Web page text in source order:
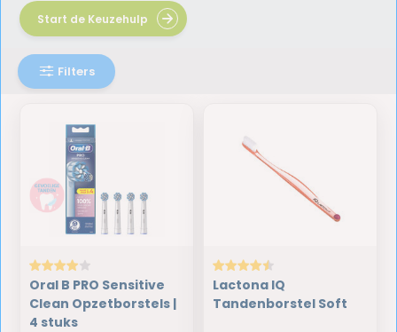
Filters
Start de Keuzehulp
Oral B PRO Sensitive
Clean Opzetborstels |
4 stuks
Lactona IQ
Tandenborstel Soft